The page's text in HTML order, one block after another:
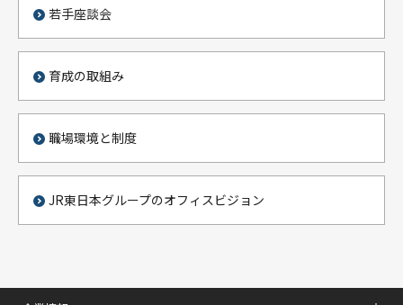
若手座談会
育成の取組み
職場環境と制度
JR東日本グループのオフィスビジョン